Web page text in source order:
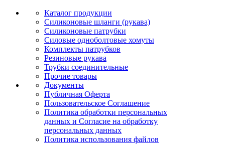
Каталог продукции
Силиконовые шланги (рукава)
Силиконовые патрубки
Силовые одноболтовые хомуты
Комплекты патрубков
Резиновые рукава
Трубки соединительные
Прочие товары
Документы
Публичная Оферта
Пользовательское Соглашение
Политика обработки персональных
данных и Согласие на обработку
персональных данных
Политика использования файлов